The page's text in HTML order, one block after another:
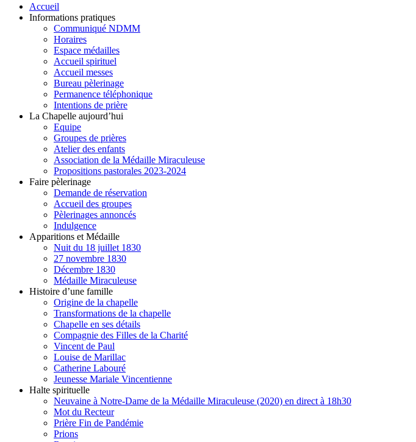
Accueil
Informations pratiques
Communiqué NDMM
Horaires
Espace médailles
Accueil spirituel
Accueil messes
Bureau pèlerinage
Permanence téléphonique
Intentions de prière
La Chapelle aujourd’hui
Equipe
Groupes de prières
Atelier des enfants
Association de la Médaille Miraculeuse
Propositions pastorales 2023-2024
Faire pèlerinage
Demande de réservation
Accueil des groupes
Pèlerinages annoncés
Indulgence
Apparitions et Médaille
Nuit du 18 juillet 1830
27 novembre 1830
Décembre 1830
Médaille Miraculeuse
Histoire d’une famille
Origine de la chapelle
Transformations de la chapelle
Chapelle en ses détails
Compagnie des Filles de la Charité
Vincent de Paul
Louise de Marillac
Catherine Labouré
Jeunesse Mariale Vincentienne
Halte spirituelle
Neuvaine à Notre-Dame de la Médaille Miraculeuse (2020) en direct à 18h30
Mot du Recteur
Prière Fin de Pandémie
Prions